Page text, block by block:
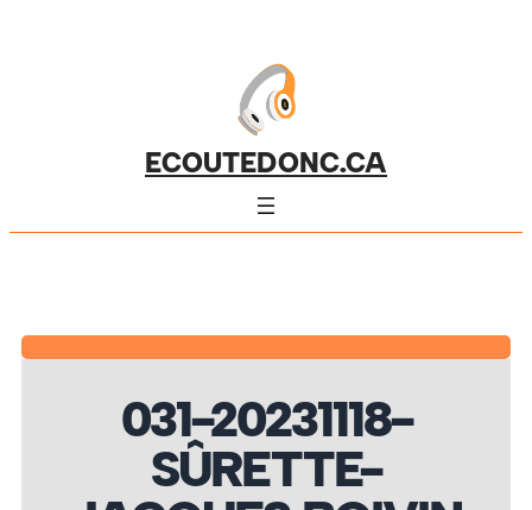
ECOUTEDONC.CA
031-20231118-
SÛRETTE-